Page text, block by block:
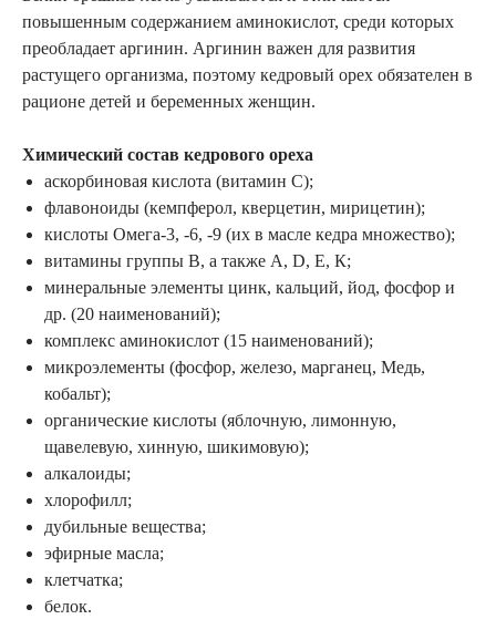
повышенным содержанием аминокислот, среди которых
преобладает аргинин. Аргинин важен для развития
растущего организма, поэтому кедровый орех обязателен в
рационе детей и беременных женщин.
Химический состав кедрового ореха
аскорбиновая кислота (витамин С);
флавоноиды (кемпферол, кверцетин, мирицетин);
кислоты Омега-3, -6, -9 (их в масле кедра множество);
витамины группы В, а также А, D, Е, К;
минеральные элементы цинк, кальций, йод, фосфор и
др. (20 наименований);
комплекс аминокислот (15 наименований);
микроэлементы (фосфор, железо, марганец, Медь,
кобальт);
органические кислоты (яблочную, лимонную,
щавелевую, хинную, шикимовую);
алкалоиды;
хлорофилл;
дубильные вещества;
эфирные масла;
клетчатка;
белок.